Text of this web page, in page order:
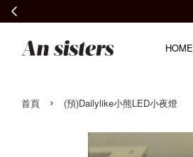
HOME
首頁 › (預)Dailylike小熊LED小夜燈